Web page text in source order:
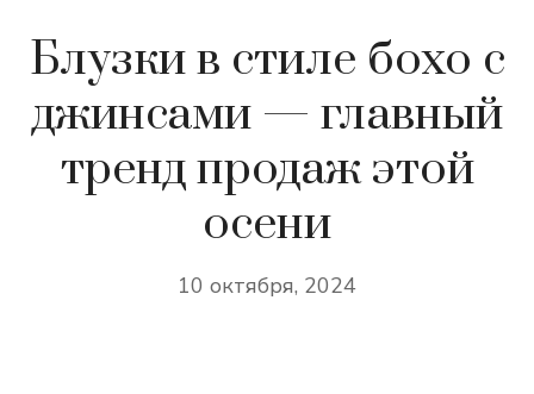
Блузки в стиле бохо с
джинсами — главный
тренд продаж этой
осени
10 октября, 2024